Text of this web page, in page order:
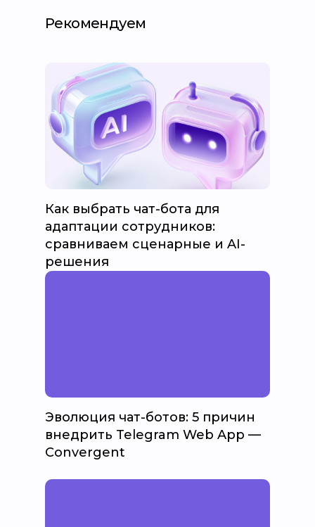
Рекомендуем
Как выбрать чат-бота для
адаптации сотрудников:
сравниваем сценарные и AI-
решения
Эволюция чат-ботов: 5 причин
внедрить Telegram Web App —
Convergent